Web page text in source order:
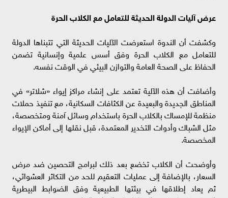
عرض آليات الدولة الحديثة للتعامل مع الكلاب الحرة
وكشفت أن الندوة استعرضت الآليات الحديثة التي تتبناها الدولة
للتعامل مع الكلاب الحرة وفق أسس علمية وإنسانية تضمن
الحفاظ على الصحة العامة والتوازن البيئي في الوقت نفسه.
وأضافت أن هذه الآلية تعتمد على إنشاء مراكز إيواء «شلاتر» في
المناطق الجديدة والبعيدة عن الكثافات السكانية، مع تنفيذ حملات
منظمة للإمساك بالكلاب الحرة باستخدام وسائل آمنة ومتخصصة،
مثل الشباك وأدوات التخدير المعتمدة، قبل نقلها إلى أماكن الإيواء
المخصصة.
وأوضحت أن الكلاب تخضع بعد ذلك لبرامج التحصين ضد مرض
السعار، بالإضافة إلى عمليات التعقيم للحد من التكاثر العشوائي،
ثم يعاد إطلاقها في بيئتها الطبيعية وفق الضوابط البيطرية